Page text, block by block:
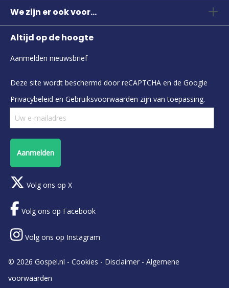
We zijn er ook voor...
Altijd op de hoogte
Aanmelden nieuwsbrief
Deze site wordt beschermd door reCAPTCHA en de Google
Privacybeleid en Gebruiksvoorwaarden zijn van toepassing.
Aanmelden
Volg ons op X
Volg ons op Facebook
Volg ons op Instagram
© 2026 Gospel.nl - Cookies - Disclaimer - Algemene
voorwaarden